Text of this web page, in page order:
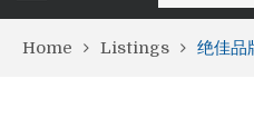
Home Listings 绝佳品